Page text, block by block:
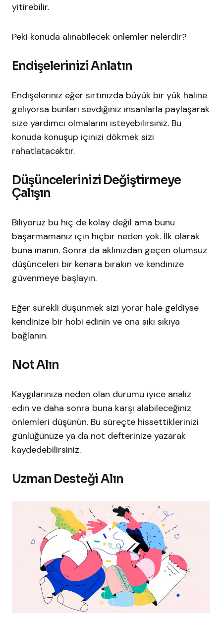
yitirebilir.
Peki konuda alınabilecek önlemler nelerdir?
Endişelerinizi Anlatın
Endişeleriniz eğer sırtınızda büyük bir yük haline
geliyorsa bunları sevdiğiniz insanlarla paylaşarak
size yardımcı olmalarını isteyebilirsiniz. Bu
konuda konuşup içinizi dökmek sizi
rahatlatacaktır.
Düşüncelerinizi Değiştirmeye
Çalışın
Biliyoruz bu hiç de kolay değil ama bunu
başarmamanız için hiçbir neden yok. İlk olarak
buna inanın. Sonra da aklınızdan geçen olumsuz
düşünceleri bir kenara bırakın ve kendinize
güvenmeye başlayın.
Eğer sürekli düşünmek sizi yorar hale geldiyse
kendinize bir hobi edinin ve ona sıkı sıkıya
bağlanın.
Not Alın
Kaygılarınıza neden olan durumu iyice analiz
edin ve daha sonra buna karşı alabileceğiniz
önlemleri düşünün. Bu süreçte hissettiklerinizi
günlüğünüze ya da not defterinize yazarak
kaydedebilirsiniz.
Uzman Desteği Alın